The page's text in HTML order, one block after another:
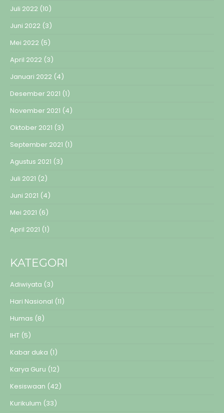
Juli 2022 (10)
Juni 2022 (3)
Mei 2022 (5)
April 2022 (3)
Januari 2022 (4)
Desember 2021 (1)
November 2021 (4)
Oktober 2021 (3)
September 2021 (1)
Agustus 2021 (3)
Juli 2021 (2)
Juni 2021 (4)
Mei 2021 (6)
April 2021 (1)
KATEGORI
Adiwiyata (3)
Hari Nasional (11)
Humas (8)
IHT (5)
Kabar duka (1)
Karya Guru (12)
Kesiswaan (42)
Kurikulum (33)